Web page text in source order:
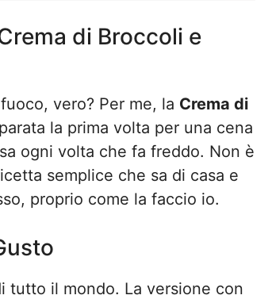
di Broccoli e
vero? Per me, la Crema di
la prima volta per una cena
ogni volta che fa freddo. Non è
semplice che sa di casa e
proprio come la faccio io.
tutto il mondo. La versione con